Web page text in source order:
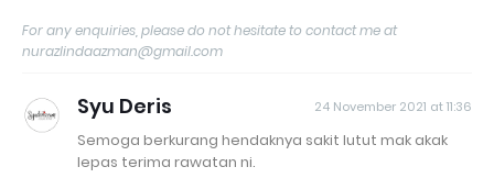
For any enquiries, please do not hesitate to contact me at
nurazlindaazman@gmail.com
Syu Deris 24 November 2021 at 11:36
Semoga berkurang hendaknya sakit lutut mak akak
lepas terima rawatan ni.